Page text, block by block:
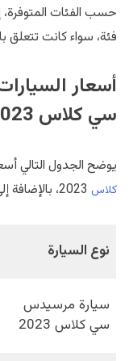
حسب الفئات
فئة، سواء كانت تتعلق
أسعار
سي كلاس 2023 في السعودية
يوضح الجدول التالي
كلاس
نوع السيارة
سيارة مرسيدس
سي كلاس 2023